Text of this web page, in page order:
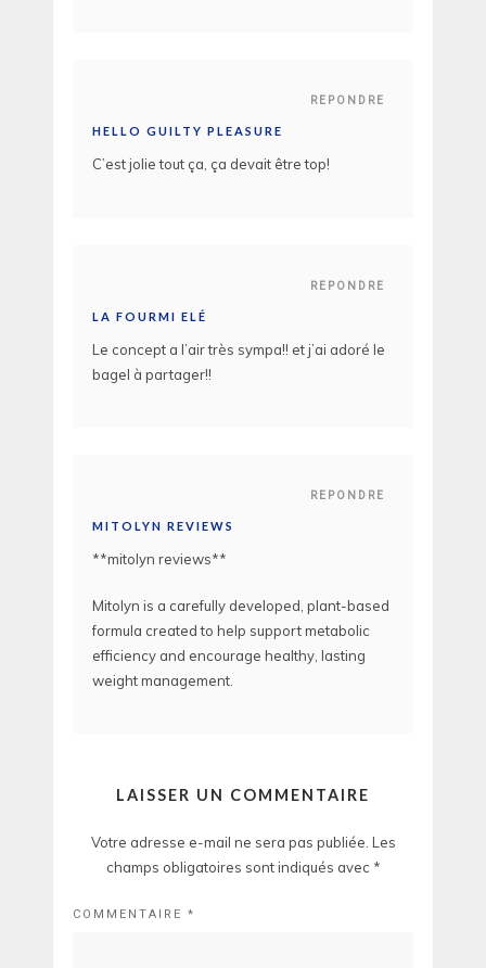
REPONDRE
HELLO GUILTY PLEASURE
C’est jolie tout ça, ça devait être top!
REPONDRE
LA FOURMI ELÉ
Le concept a l’air très sympa!! et j’ai adoré le
bagel à partager!!
REPONDRE
MITOLYN REVIEWS
**mitolyn reviews**
Mitolyn is a carefully developed, plant-based
formula created to help support metabolic
efficiency and encourage healthy, lasting
weight management.
LAISSER UN COMMENTAIRE
Votre adresse e-mail ne sera pas publiée. Les
champs obligatoires sont indiqués avec *
COMMENTAIRE *